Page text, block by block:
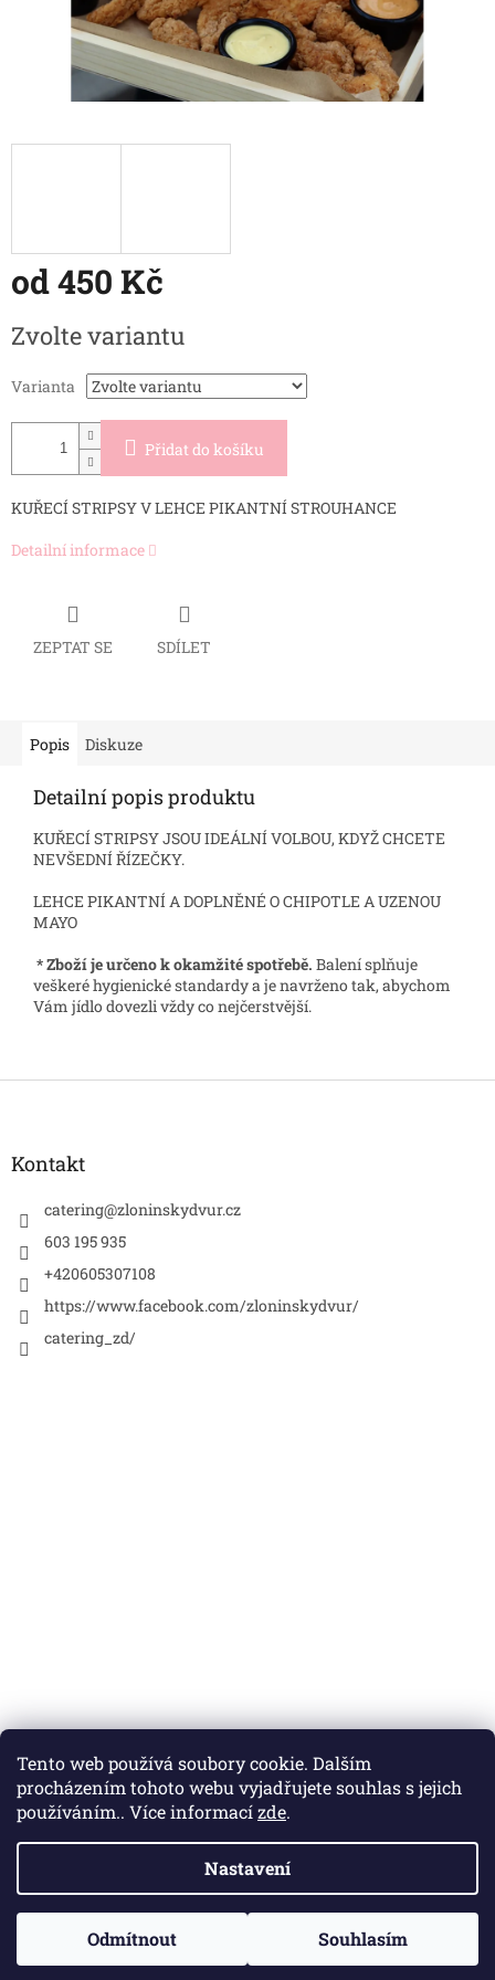
Tento web používá soubory cookie. Dalším
procházením tohoto webu vyjadřujete souhlas s jejich
používáním.. Více informacízde.
Nastavení
Odmítnout Souhlasím
SPOUŠÍME TO! KDYBY NĚCO MÁLO NEFUNGOVALO MOC SE
od450 Kč
cena:
Zvolte variantu
Varianta
Přidat do košíku
KUŘECÍ STRIPSY V LEHCE PIKANTNÍ STROUHANCE
Detailní informace
ZEPTAT SE SDÍLET
Popis Diskuze
Detailní popis produktu
KUŘECÍ STRIPSY JSOU IDEÁLNÍ VOLBOU, KDYŽ CHCETE
NEVŠEDNÍ ŘÍZEČKY.
LEHCE PIKANTNÍ A DOPLNĚNÉ O CHIPOTLE A UZENOU
MAYO
* Zboží je určeno k okamžité spotřebě. Balení splňuje
veškeré hygienické standardy a je navrženo tak, abychom
Vám jídlo dovezli vždy co nejčerstvější.
Z
Kontakt
catering@zloninskydvur.cz
603 195 935
+420605307108
https://www.facebook.com/zloninskydvur/
catering_zd/
Nákupní košík
0KS /0 KČ
Vytvořil Shoptet
Copyright 2026Catering ZD . Všechna práva vyhrazena.